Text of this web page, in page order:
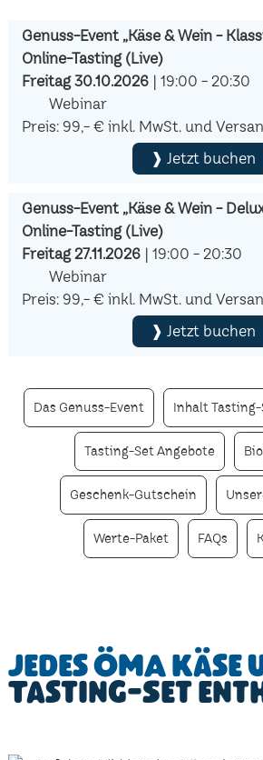
Genuss-Event „Käse & Wein -
Online-Tasting (Live)
Freitag 30.10.2026| 19:00 - 20:30
Webinar
Preis: 99,- € inkl. MwSt. und
❱ Jetzt buchen
Genuss-Event „Käse & Wein -
Online-Tasting (Live)
Freitag 27.11.2026| 19:00 - 20:30
Webinar
Preis: 99,- € inkl. MwSt. und
❱ Jetzt buchen
Das Genuss-Event Inhalt
Tasting-Set Angebote
Geschenk-Gutschein
Werte-Paket FAQs
Jedes ÖMA Käse
Tasting-Set